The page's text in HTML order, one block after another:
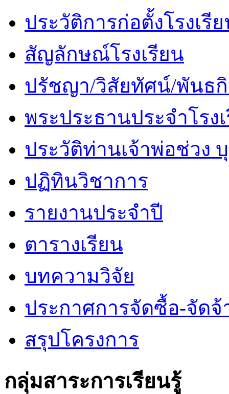
ประวัติการก่อตั้งโรงเรี
สัญลักษณ์โรงเรียน
ปรัชญา/วิสัยทัศน์/พันธ
พระประธานประจำโรง
ประวัติท่านเจ้าพ่อช่วง
ปฏิทินวิชาการ
รายงานประจำปี
ตารางเรียน
บทความวิจัย
ประกาศการจัดซื้อ-จัดจ้
สรุปโครงการ
กลุ่มสาระการเรียนรู้